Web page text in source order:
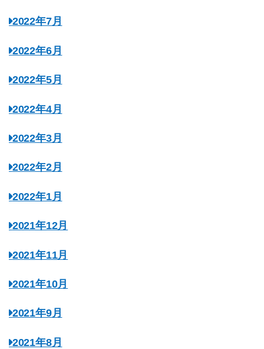
2022年7月
2022年6月
2022年5月
2022年4月
2022年3月
2022年2月
2022年1月
2021年12月
2021年11月
2021年10月
2021年9月
2021年8月